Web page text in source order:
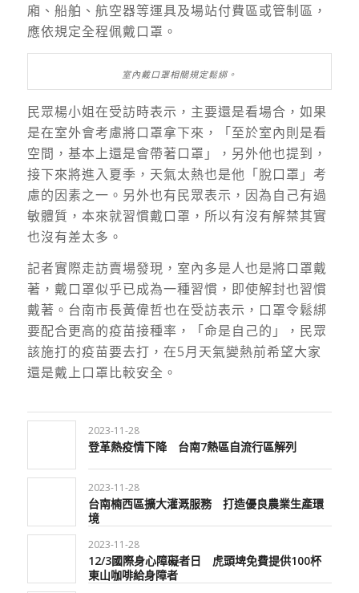
廂、船舶、航空器等運具及場站付費區或管制區，
應依規定全程佩戴口罩。
室內戴口罩相關規定鬆綁。
民眾楊小姐在受訪時表示，主要還是看場合，如果
是在室外會考慮將口罩拿下來，「至於室內則是看
空間，基本上還是會帶著口罩」，另外他也提到，
接下來將進入夏季，天氣太熱也是他「脫口罩」考
慮的因素之一。另外也有民眾表示，因為自己有過
敏體質，本來就習慣戴口罩，所以有沒有解禁其實
也沒有差太多。
記者實際走訪賣場發現，室內多是人也是將口罩戴
著，戴口罩似乎已成為一種習慣，即使解封也習慣
戴著。台南市長黃偉哲也在受訪表示，口罩令鬆綁
要配合更高的疫苗接種率，「命是自己的」，民眾
該施打的疫苗要去打，在5月天氣變熱前希望大家
還是戴上口罩比較安全。
2023-11-28
登革熱疫情下降 台南7熱區自流行區解列
2023-11-28
台南楠西區擴大灌溉服務 打造優良農業生產環
境
2023-11-28
12/3國際身心障礙者日 虎頭埤免費提供100杯
東山咖啡給身障者